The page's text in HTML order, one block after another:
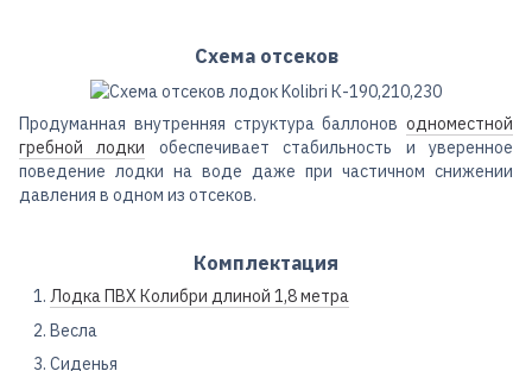
Схема отсеков
Продуманная внутренняя структура баллонов одноместной
гребной лодки обеспечивает стабильность и уверенное
поведение лодки на воде даже при частичном снижении
давления в одном из отсеков.
Комплектация
Лодка ПВХ Колибри длиной 1,8 метра
Весла
Сиденья